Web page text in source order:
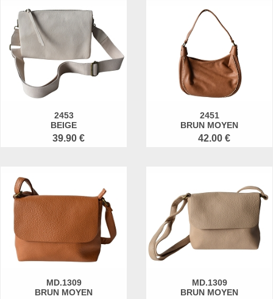
2453
BEIGE
39.90 €
2451
BRUN MOYEN
42.00 €
MD.1309
BRUN MOYEN
MD.1309
BRUN MOYEN